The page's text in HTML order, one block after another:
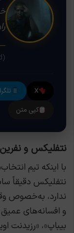
(Assassin's Creed Brotherhood)
X
کپی متن
نتفلیکس و
با اینکه تیم
نتفلیکس دقیقاً
ندارد، به‌خصوص
و افسانه‌های
بیباپ»، «رزیدنت